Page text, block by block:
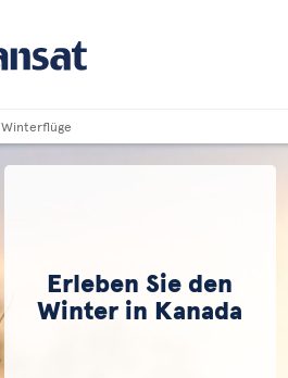
Winterflüge
Erleben Sie den
Winter in Kanada